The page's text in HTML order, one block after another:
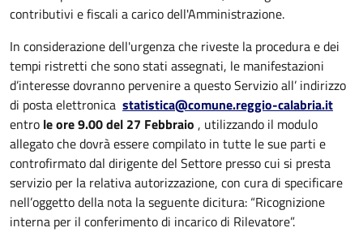
contributivi e fiscali a carico dell'Amministrazione.
In considerazione dell'urgenza che riveste la procedura e dei
tempi ristretti che sono stati assegnati, le manifestazioni
d’interesse dovranno pervenire a questo Servizio all’ indirizzo
di posta elettronica statistica@comune.reggio-calabria.it
entro le ore 9.00 del 27 Febbraio , utilizzando il modulo
allegato che dovrà essere compilato in tutte le sue parti e
controfirmato dal dirigente del Settore presso cui si presta
servizio per la relativa autorizzazione, con cura di specificare
nell’oggetto della nota la seguente dicitura: “Ricognizione
interna per il conferimento di incarico di Rilevatore”.